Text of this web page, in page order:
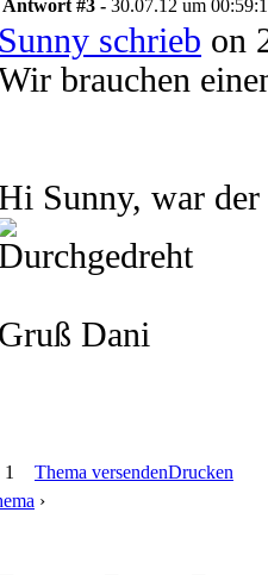
Antwort #3 - 30.07.12 um
Sunny schrieb on
brauchen
Sunny, war der
Gruß Dani
Thema versendenDrucken
›